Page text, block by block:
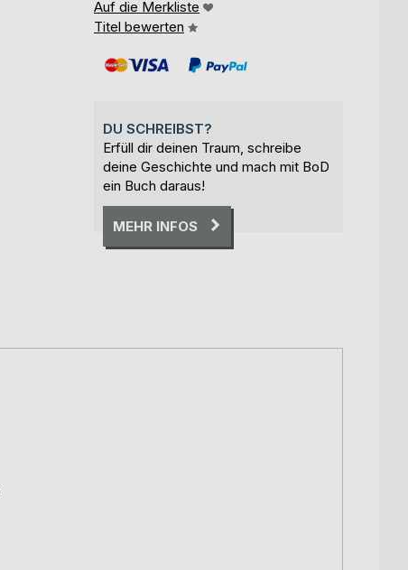
Auf die Merkliste
Titel bewerten
DU SCHREIBST?
Erfüll dir deinen Traum, schreibe
deine Geschichte und mach mit BoD
ein Buch daraus!
MEHR INFOS